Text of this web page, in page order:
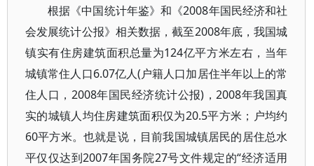
根据《中国统计年鉴》和《2008年国民经济和社
会发展统计公报》相关数据，截至2008年底，我国城
镇实有住房建筑面积总量为124亿平方米左右，当年
城镇常住人口6.07亿人(户籍人口加居住半年以上的常
住人口，2008年国民经济统计公报)，2008年我国真
实的城镇人均住房建筑面积仅为20.5平方米；户均约
60平方米。也就是说，目前我国城镇居民的居住总水
平仅仅达到2007年国务院27号文件规定的“经济适用